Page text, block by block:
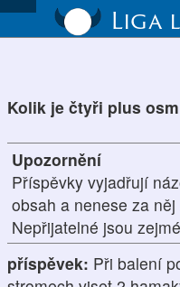
Liga
Kolik je čtyři plus
Upozornění
Příspěvky vyjadřují
obsah a nenese za
Nepřijatelné jsou
příspěvek: Při balení